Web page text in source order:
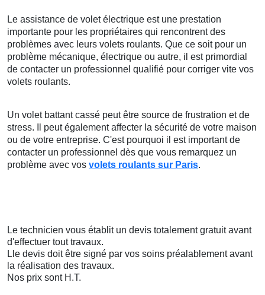
Le assistance de volet électrique est une prestation
importante pour les propriétaires qui rencontrent des
problèmes avec leurs volets roulants. Que ce soit pour un
problème mécanique, électrique ou autre, il est primordial
de contacter un professionnel qualifié pour corriger vite vos
volets roulants.
Un volet battant cassé peut être source de frustration et de
stress. Il peut également affecter la sécurité de votre maison
ou de votre entreprise. C'est pourquoi il est important de
contacter un professionnel dès que vous remarquez un
problème avec vos volets roulants sur Paris.
Le technicien vous établit un devis totalement gratuit avant
d'effectuer tout travaux.
Lle devis doit être signé par vos soins préalablement avant
la réalisation des travaux.
Nos prix sont H.T.